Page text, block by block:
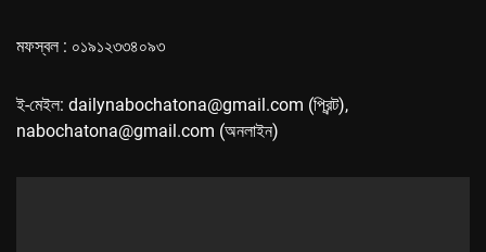
মফস্বল : ০১৯১২৩৩৪০৯৩
ই-মেইল: dailynabochatona@gmail.com (প্রিন্ট),
nabochatona@gmail.com (অনলাইন)